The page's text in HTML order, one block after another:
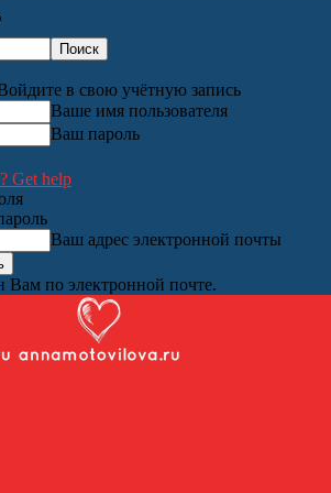
в свою учётную запись
Ваше имя пользователя
Ваш пароль
Get help
Ваш адрес электронной почты
Вам по электронной почте.